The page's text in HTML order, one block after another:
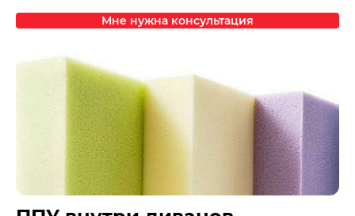
Мне нужна консультация